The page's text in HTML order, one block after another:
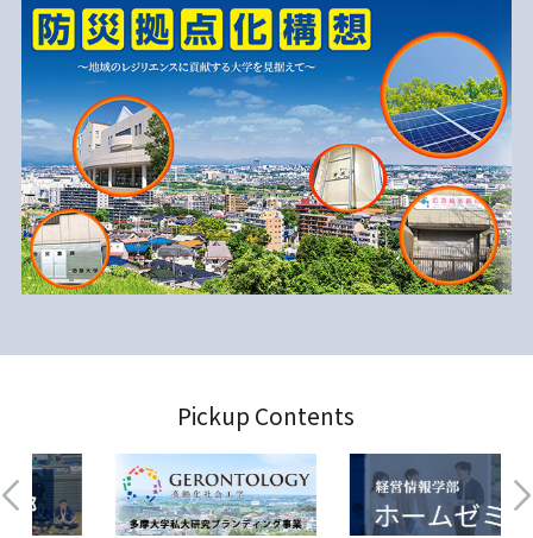
Pickup Contents